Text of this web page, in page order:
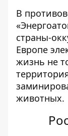
В
страны-
Европе
жизнь не
животных.